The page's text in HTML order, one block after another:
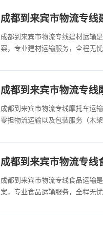
成都到来宾市物流专线
成都到来宾市物流专线建材运输
案，专业建材运输服务，全程无
成都到来宾市物流专线
成都到来宾市物流专线摩托车运
零担物流运输以及包装服务（木
成都到来宾市物流专线
成都到来宾市物流专线食品运输
案，专业食品运输服务，全程无